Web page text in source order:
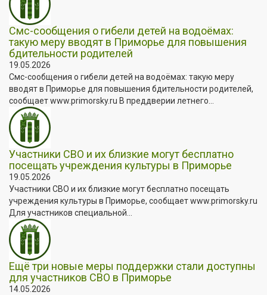
Смс-сообщения о гибели детей на водоёмах:
такую меру вводят в Приморье для повышения
бдительности родителей
19.05.2026
Смс-сообщения о гибели детей на водоёмах: такую меру
вводят в Приморье для повышения бдительности родителей,
сообщает www.primorsky.ru В преддверии летнего...
Участники СВО и их близкие могут бесплатно
посещать учреждения культуры в Приморье
19.05.2026
Участники СВО и их близкие могут бесплатно посещать
учреждения культуры в Приморье, сообщает www.primorsky.ru
Для участников специальной...
Ещё три новые меры поддержки стали доступны
для участников СВО в Приморье
14.05.2026